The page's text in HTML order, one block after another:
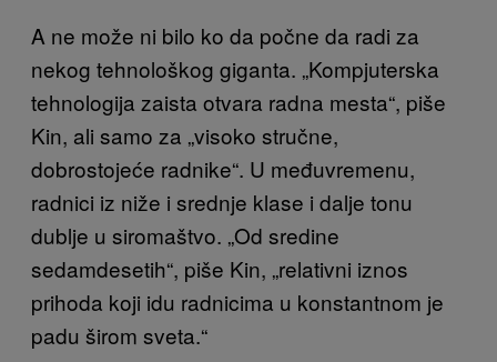
A ne može ni bilo ko da počne da radi za
nekog tehnološkog giganta. „Kompjuterska
tehnologija zaista otvara radna mesta“, piše
Kin, ali samo za „visoko stručne,
dobrostojeće radnike“. U međuvremenu,
radnici iz niže i srednje klase i dalje tonu
dublje u siromaštvo. „Od sredine
sedamdesetih“, piše Kin, „relativni iznos
prihoda koji idu radnicima u konstantnom je
padu širom sveta.“